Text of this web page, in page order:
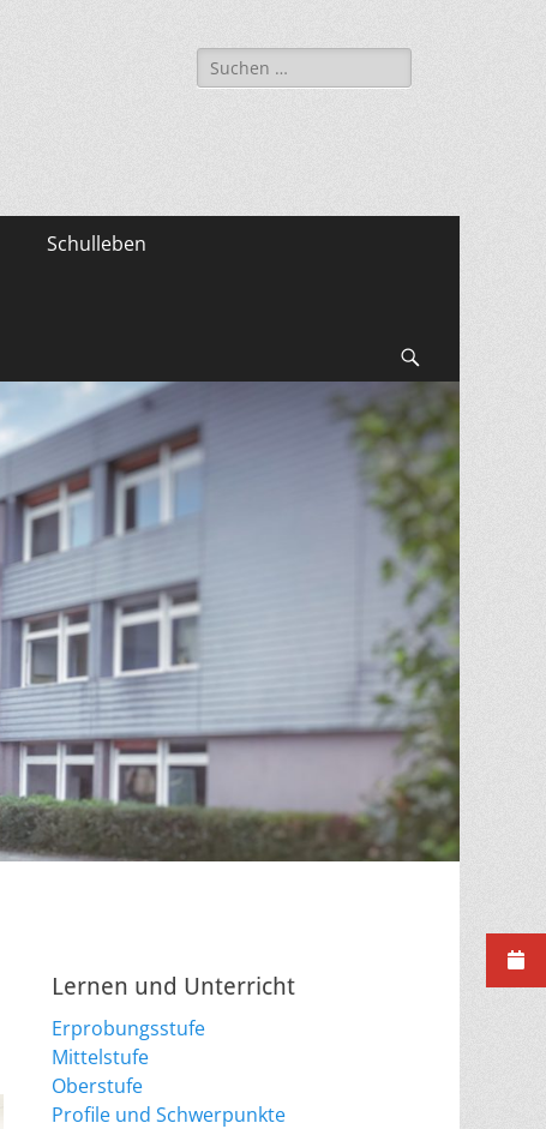
Suche
nach:
Schulleben
Lernen und Unterricht
Erprobungsstufe
Mittelstufe
Oberstufe
Profile und Schwerpunkte